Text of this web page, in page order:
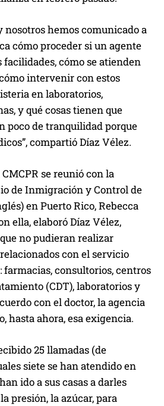
nosotros hemos comunicado a
cómo proceder si un agente
facilidades, cómo se atienden
intervenir con estos
en laboratorios,
y qué cosas tienen que
poco de tranquilidad porque
compartió Díaz Vélez.
se reunió con la
de Inmigración y Control de
en Puerto Rico, Rebecca
ella, elaboró Díaz Vélez,
no pudieran realizar
con el servicio
farmacias, consultorios, centros
(CDT), laboratorios y
con el doctor, la agencia
hasta ahora, esa exigencia.
25 llamadas (de
siete se han atendido en
ido a sus casas a darles
presión, la azúcar, para